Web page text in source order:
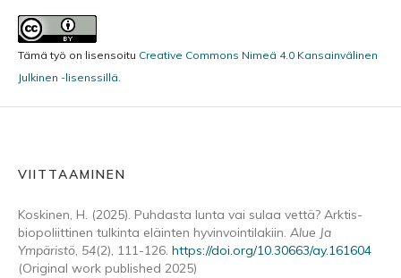
Tämä työ on lisensoitu Creative Commons Nimeä 4.0 Kansainvälinen
Julkinen -lisenssillä.
VIITTAAMINEN
Koskinen, H. (2025). Puhdasta lunta vai sulaa vettä? Arktis-
biopoliittinen tulkinta eläinten hyvinvointilakiin. Alue Ja
Ympäristö, 54(2), 111-126. https://doi.org/10.30663/ay.161604
(Original work published 2025)